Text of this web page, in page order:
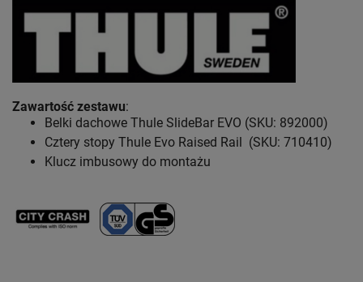
Zawartość zestawu:
Belki dachowe Thule SlideBar EVO (SKU: 892000)
Cztery stopy Thule Evo Raised Rail (SKU: 710410)
Klucz imbusowy do montażu